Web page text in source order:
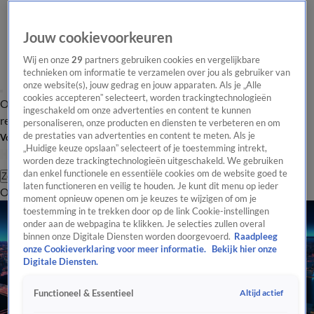
Overzicht Laatste nieuws Regionieuws Het beste van Hart
Tip de
redactie
Volg Hart van Nederland
Zoeken
OverzichtRegioUitzendingenWeerTip de redactiePanelVideo's
Jouw cookievoorkeuren
Wij en onze29 partners gebruiken cookies en vergelijkbare
technieken om informatie te verzamelen over jou als gebruiker van
onze website(s), jouw gedrag en jouw apparaten. Als je „Alle
cookies accepteren” selecteert, worden trackingtechnologieën
ingeschakeld om onze advertenties en content te kunnen
personaliseren, onze producten en diensten te verbeteren en om
de prestaties van advertenties en content te meten. Als je
„Huidige keuze opslaan” selecteert of je toestemming intrekt,
worden deze trackingtechnologieën uitgeschakeld. We gebruiken
dan enkel functionele en essentiële cookies om de website goed te
laten functioneren en veilig te houden. Je kunt dit menu op ieder
moment opnieuw openen om je keuzes te wijzigen of om je
toestemming in te trekken door op de link Cookie-instellingen
onder aan de webpagina te klikken. Je selecties zullen overal
binnen onze Digitale Diensten worden doorgevoerd. Raadpleeg
onze Cookieverklaring voor meer informatie.
Bekijk hier onze
Digitale Diensten.
Functioneel & Essentieel Altijd actief